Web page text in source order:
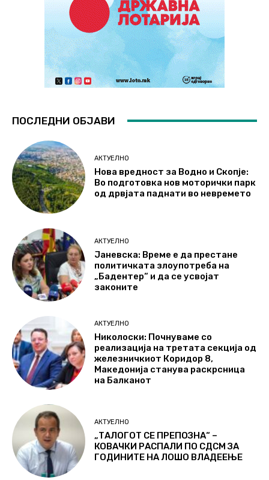
ПОСЛЕДНИ ОБЈАВИ
АКТУЕЛНО
Нова вредност за Водно и Скопје:
Во подготовка нов моторички парк
од дрвјата паднати во невремето
АКТУЕЛНО
Јаневска: Време е да престане
политичката злоупотреба на
„Бадентер“ и да се усвојат
законите
АКТУЕЛНО
Николоски: Почнуваме со
реализација на третата секција од
железничкиот Коридор 8,
Македонија станува раскрсница
на Балканот
АКТУЕЛНО
„ТАЛОГОТ СЕ ПРЕПОЗНА“ –
КОВАЧКИ РАСПАЛИ ПО СДСМ ЗА
ГОДИНИТЕ НА ЛОШО ВЛАДЕЕЊЕ